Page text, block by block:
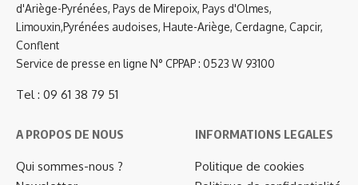
d'Ariège-Pyrénées, Pays de Mirepoix, Pays d'Olmes,
Limouxin,Pyrénées audoises, Haute-Ariège, Cerdagne, Capcir,
Conflent
Service de presse en ligne N° CPPAP : 0523 W 93100
Tel : 09 61 38 79 51
A PROPOS DE NOUS
Qui sommes-nous ?
INFORMATIONS LEGALES
Politique de cookies